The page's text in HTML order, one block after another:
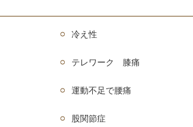
冷え性
テレワーク 膝痛
運動不足で腰痛
股関節症